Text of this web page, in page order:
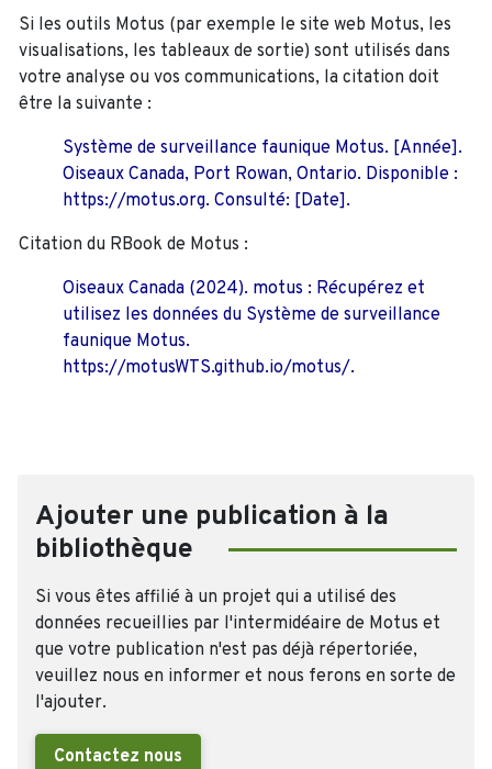
Si les outils Motus (par exemple le site web Motus, les
visualisations, les tableaux de sortie) sont utilisés dans
votre analyse ou vos communications, la citation doit
être la suivante :
Système de surveillance faunique Motus. [Année].
Oiseaux Canada, Port Rowan, Ontario. Disponible :
https://motus.org. Consulté: [Date].
Citation du RBook de Motus :
Oiseaux Canada (2024). motus : Récupérez et
utilisez les données du Système de surveillance
faunique Motus.
https://motusWTS.github.io/motus/.
Ajouter une publication à la
bibliothèque
Si vous êtes affilié à un projet qui a utilisé des
données recueillies par l'intermidéaire de Motus et
que votre publication n'est pas déjà répertoriée,
veuillez nous en informer et nous ferons en sorte de
l'ajouter.
Contactez nous